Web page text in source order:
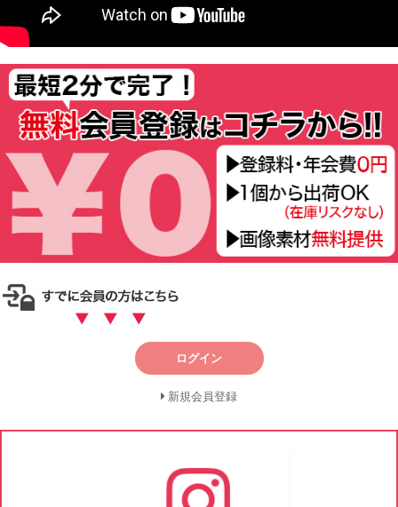
ログイン
新規会員登録